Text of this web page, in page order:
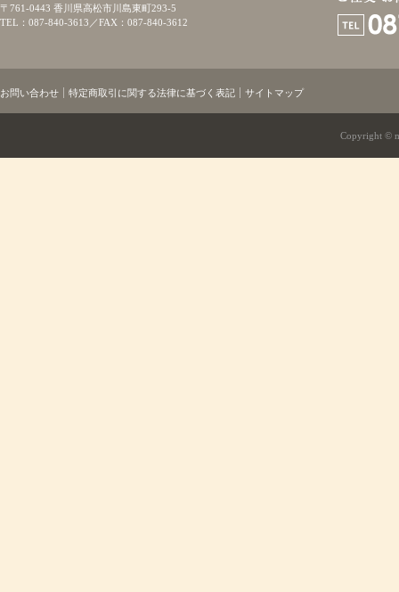
〒761-0443 香川県高松市川島東町293-5
TEL：087-840-3613／FAX：087-840-3612
お問い合わせ 特定商取引に関する法律に基づく表記 サイトマップ
Copyright ©